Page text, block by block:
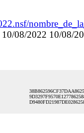
08/2022 10/08/